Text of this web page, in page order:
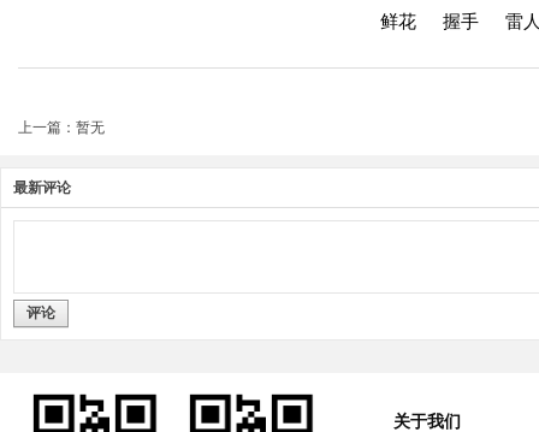
鲜花 握手 雷
上一篇：暂无
最新评论
评论
关于我们